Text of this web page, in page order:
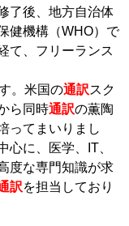
了後、地方自治体
健機構（WHO）で
て、フリーランス
。米国の通訳スク
ら同時通訳の薫陶
ってまいりまし
心に、医学、IT、
度な専門知識が求
訳を担当しており